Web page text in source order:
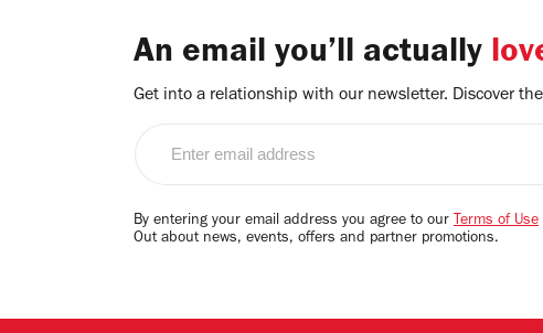
An email you’ll actually
Get into a relationship with our newsletter. Discover
email
By entering your email address you agree to our Terms of Use
Out about news, events, offers and partner promotions.